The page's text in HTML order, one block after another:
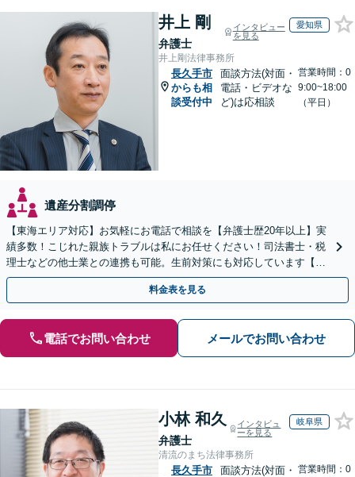
井上 剛
弁護士
インタビュー
を見る
愛知県
井上剛法律事務所
長久手市
からも相
談受付中
面談方法(対面・
電話・ビデオな
ど)は応相談
営業時間：0
9:00~18:00
（平日）
遺産分割調停
【東海エリア対応】お気軽にお電話で相談を【弁護士歴20年以上】実
績多数！こじれた親族トラブルは私にお任せください！司法書士・税
理士などの他士業との連携も可能。生前対策にも対応しています【夜
間・休日面談可】【完全個室・秘密厳守】
料金表を見る
電話でお問い合わせ メールでお問い合わせ
小林 和久
弁護士
インタビュ
ーを見る
岐阜県
清流のまち法律事務所
長久手市
面談方法(対面・ 営業時間：0